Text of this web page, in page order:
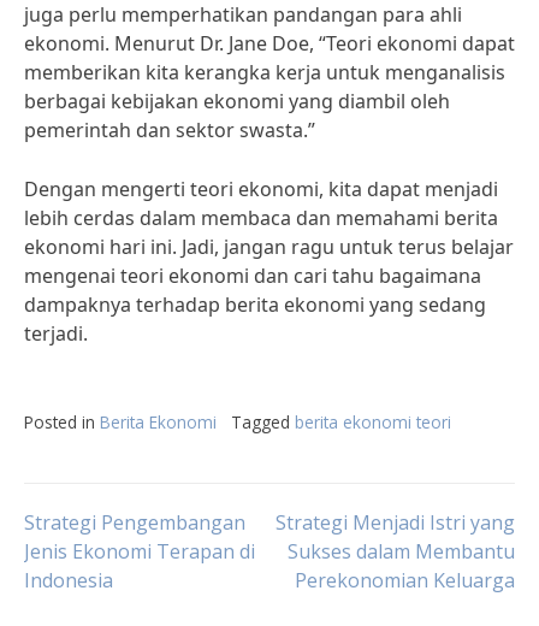
juga perlu memperhatikan pandangan para ahli
ekonomi. Menurut Dr. Jane Doe, “Teori ekonomi dapat
memberikan kita kerangka kerja untuk menganalisis
berbagai kebijakan ekonomi yang diambil oleh
pemerintah dan sektor swasta.”
Dengan mengerti teori ekonomi, kita dapat menjadi
lebih cerdas dalam membaca dan memahami berita
ekonomi hari ini. Jadi, jangan ragu untuk terus belajar
mengenai teori ekonomi dan cari tahu bagaimana
dampaknya terhadap berita ekonomi yang sedang
terjadi.
Posted in Berita Ekonomi Tagged berita ekonomi teori
Post
navigation
Strategi Pengembangan
Jenis Ekonomi Terapan di
Indonesia
Strategi Menjadi Istri yang
Sukses dalam Membantu
Perekonomian Keluarga